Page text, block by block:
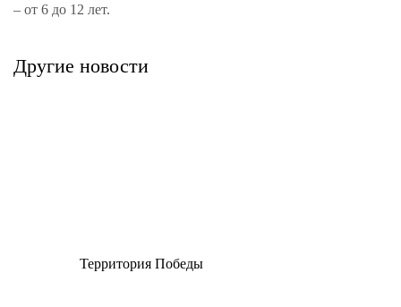
– от 6 до 12 лет.
Другие новости
Территория Победы